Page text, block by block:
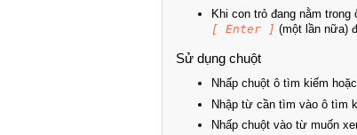
Khi con trỏ đang nằm
[ Enter ] (một lần nữa)
Sử dụng chuột
Nhấp chuột ô tìm kiếm
Nhập từ cần tìm vào ô tìm
Nhấp chuột vào từ muốn